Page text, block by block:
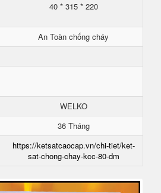
40 * 315 * 220
An Toàn chống cháy
WELKO
36 Tháng
https://ketsatcaocap.vn/chi-tiet/ket-
sat-chong-chay-kcc-80-dm